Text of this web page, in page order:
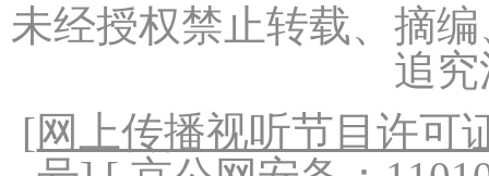
未经授权禁止转载、摘
追
[网上传播视听节目许可